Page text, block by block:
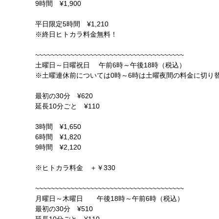
9時間 ¥1,900
平日限定5時間 ¥1,210
※終日ヒトカラ料金無料！
~~~~~~~~~~~~~~~~~~~~~~~~~~~~~~~~~~~~~~
土曜日～日曜祝日 午前6時～午後18時（税込）
※土曜連休前については0時～6時は土曜夜間の料金に切り
最初の30分 ¥620
延長10分ごと ¥110
3時間 ¥1,650
6時間 ¥1,820
9時間 ¥2,120
※ヒトカラ料金 ＋￥330
~~~~~~~~~~~~~~~~~~~~~~~~~~~~~~~~~~~~~~
月曜日～木曜日 午後18時～午前6時（税込）
最初の30分 ¥510